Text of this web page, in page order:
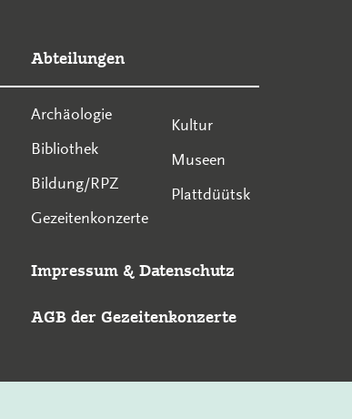
Abteilungen
Archäologie
Bibliothek
Bildung/RPZ
Gezeitenkonzerte
Kultur
Museen
Plattdüütsk
Impressum & Datenschutz
AGB der Gezeitenkonzerte